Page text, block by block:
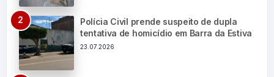
Polícia Civil prende suspeito de dupla
tentativa de homicídio em Barra da Estiva
23.07.2026